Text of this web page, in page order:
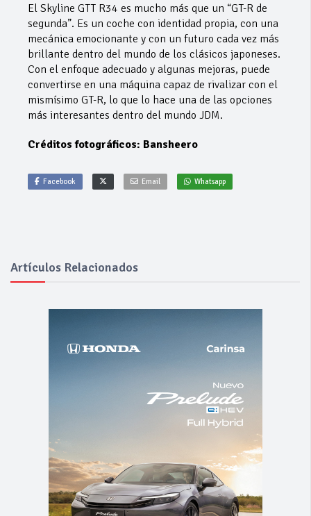
El Skyline GTT R34 es mucho más que un “GT-R de
segunda”. Es un coche con identidad propia, con una
mecánica emocionante y con un futuro cada vez más
brillante dentro del mundo de los clásicos japoneses.
Con el enfoque adecuado y algunas mejoras, puede
convertirse en una máquina capaz de rivalizar con el
mismísimo GT-R, lo que lo hace una de las opciones
más interesantes dentro del mundo JDM.
Créditos fotográficos: Bansheero
Facebook Email Whatsapp
Artículos Relacionados